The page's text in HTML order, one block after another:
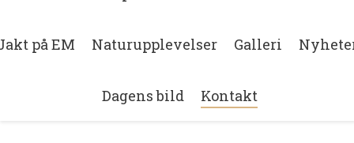
på EM Naturupplevelser Galleri
Dagens bild Kontakt